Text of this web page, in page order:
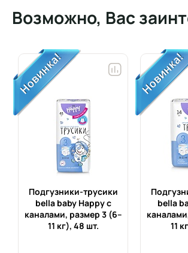
Возможно, Вас
Подгузники-трусики
bella baby Happy с
каналами, размер 3 (6–
11 кг), 48 шт.
bella
11